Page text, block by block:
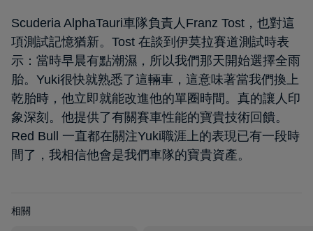
Scuderia AlphaTauri車隊負責人Franz Tost，也對這
項測試記憶猶新。Tost 在談到伊莫拉賽道測試時表
示：當時早晨有點潮濕，所以我們那天開始選擇全雨
胎。Yuki很快就熟悉了這輛車，這意味著當我們換上
乾胎時，他立即就能改進他的單圈時間。真的讓人印
象深刻。他提供了有關賽車性能的寶貴技術回饋。
Red Bull 一直都在關注Yuki職涯上的表現已有一段時
間了，我相信他會是我們車隊的寶貴資產。
相關